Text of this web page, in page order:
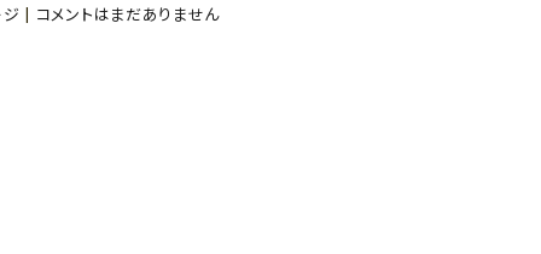
コメントはまだありません